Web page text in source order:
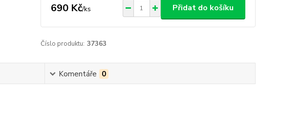
690 Kč/ks Přidat do košíku
Číslo produktu: 37363
Komentáře 0